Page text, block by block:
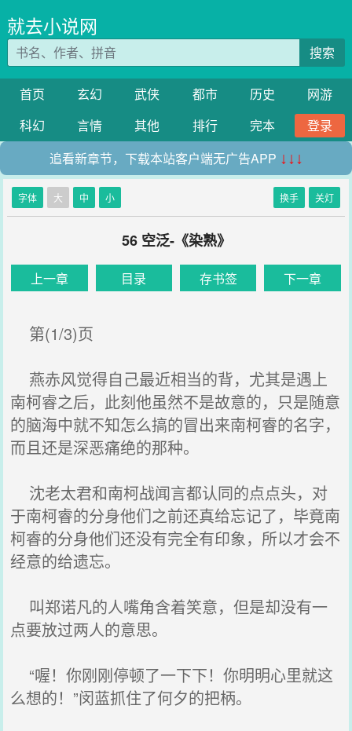
就去小说网
搜索
首页 玄幻 武侠 都市 历史
网游
科幻
言情 其他 排行 完本
登录
追看新章节，下载本站客户端无广告APP ↓↓↓
字体 大 中 小 换手 关灯
56 空泛-《染熟》
上一章 目录 存书签 下一章
第(1/3)页
燕赤风觉得自己最近相当的背，尤其是遇上
南柯睿之后，此刻他虽然不是故意的，只是随意
的脑海中就不知怎么搞的冒出来南柯睿的名字，
而且还是深恶痛绝的那种。
沈老太君和南柯战闻言都认同的点点头，对
于南柯睿的分身他们之前还真给忘记了，毕竟南
柯睿的分身他们还没有完全有印象，所以才会不
经意的给遗忘。
叫郑诺凡的人嘴角含着笑意，但是却没有一
点要放过两人的意思。
“喔！你刚刚停顿了一下下！你明明心里就这
么想的！”闵蓝抓住了何夕的把柄。